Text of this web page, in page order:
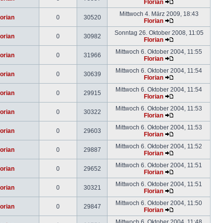
Florian
0 30520
Mittwoch 4. März 2009, 18:43
Florian
0 30982
Sonntag 26. Oktober 2008, 11:05
Florian
0 31966
Mittwoch 6. Oktober 2004, 11:55
Florian
0 30639
Mittwoch 6. Oktober 2004, 11:54
Florian
0 29915
Mittwoch 6. Oktober 2004, 11:54
Florian
0 30322
Mittwoch 6. Oktober 2004, 11:53
Florian
0 29603
Mittwoch 6. Oktober 2004, 11:53
Florian
0 29887
Mittwoch 6. Oktober 2004, 11:52
Florian
0 29652
Mittwoch 6. Oktober 2004, 11:51
Florian
0 30321
Mittwoch 6. Oktober 2004, 11:51
Florian
0 29847
Mittwoch 6. Oktober 2004, 11:50
Florian